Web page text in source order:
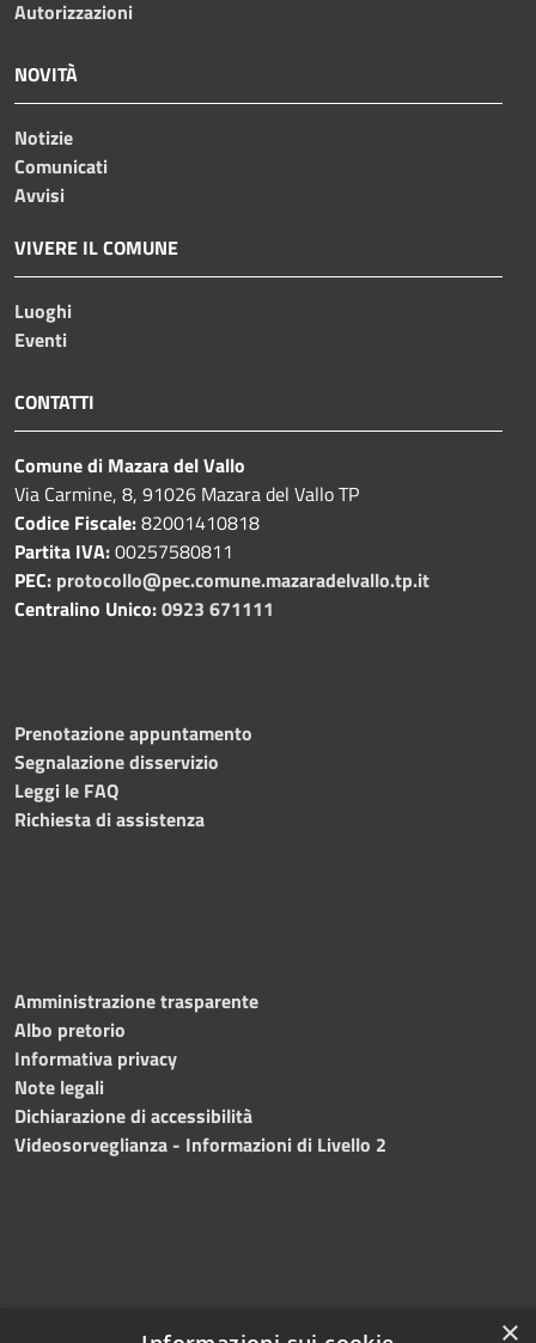
Autorizzazioni
NOVITÀ
Notizie
Comunicati
Avvisi
VIVERE IL COMUNE
Luoghi
Eventi
CONTATTI
Comune di Mazara del Vallo
Via Carmine, 8, 91026 Mazara del Vallo TP
Codice Fiscale:82001410818
Partita IVA:00257580811
PEC: protocollo@pec.comune.mazaradelvallo.tp.it
Centralino Unico:0923 671111
Prenotazione appuntamento
Segnalazione disservizio
Leggi le FAQ
Richiesta di assistenza
Amministrazione trasparente
Albo pretorio
Informativa privacy
Note legali
Dichiarazione di accessibilità
Videosorveglianza - Informazioni di Livello 2
×